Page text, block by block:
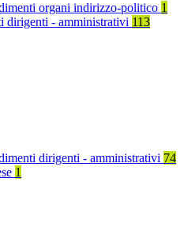
organi indirizzo-politico 1
dirigenti - amministrativi 113
dirigenti - amministrativi 74
1